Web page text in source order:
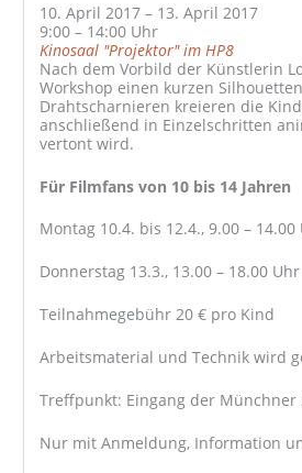
10. April 2017 – 13. April 2017
9:00 – 14:00 Uhr
Kinosaal "Projektor" im HP8
Nach dem Vorbild der Künstlerin
Workshop einen kurzen
Drahtscharnieren kreieren die
anschließend in Einzelschritten
vertont wird.
Für Filmfans von 10 bis 14 Jahren
Montag 10.4. bis 12.4., 9.00 – 14.00
Donnerstag 13.3., 13.00 – 18.00 Uhr
Teilnahmegebühr 20 € pro Kind
Arbeitsmaterial und Technik wird
Treffpunkt: Eingang der Münchner
Nur mit Anmeldung, Information